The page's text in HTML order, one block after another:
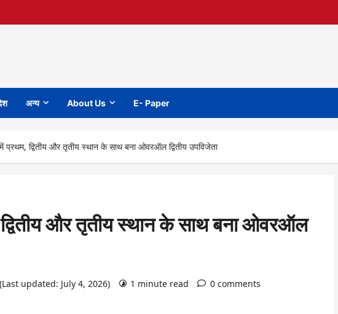
अन्य About Us E- Paper
प्रथम, द्वितीय और तृतीय स्थान के साथ बना ओवरऑल द्वितीय उपविजेता
और तृतीय स्थान के साथ बना ओवरऑल
updated: July 4, 2026) 1 minute read 0 comments